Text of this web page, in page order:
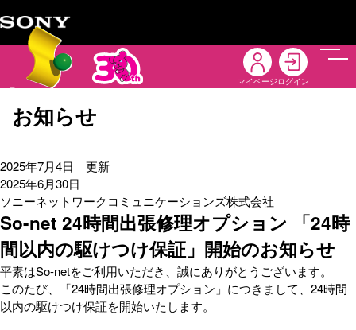
マイページ ログイン
メニ
お知らせ
2025年7月4日 更新
2025年6月30日
ソニーネットワークコミュニケーションズ株式会社
So-net 24時間出張修理オプション 「24時
間以内の駆けつけ保証」開始のお知らせ
平素はSo-netをご利用いただき、誠にありがとうございます。
このたび、「24時間出張修理オプション」につきまして、24時間
以内の駆けつけ保証を開始いたします。